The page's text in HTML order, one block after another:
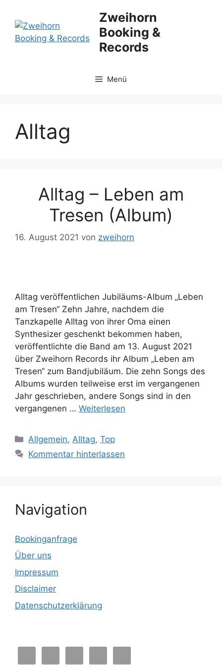
Inhalt
springen
Zweihorn
Booking &
Records
Menü
Alltag
Alltag – Leben am
Tresen (Album)
16. August 2021 von zweihorn
Alltag veröffentlichen Jubiläums-Album „Leben
am Tresen“ Zehn Jahre, nachdem die
Tanzkapelle Alltag von ihrer Oma einen
Synthesizer geschenkt bekommen haben,
veröffentlichte die Band am 13. August 2021
über Zweihorn Records ihr Album „Leben am
Tresen“ zum Bandjubiläum. Die zehn Songs des
Albums wurden teilweise erst im vergangenen
Jahr geschrieben, andere Songs sind in den
vergangenen … Weiterlesen
Kategorien
Allgemein, Alltag,Top
Kommentar hinterlassen
Navigation
Bookinganfrage
Über uns
Impressum
Disclaimer
Datenschutzerklärung